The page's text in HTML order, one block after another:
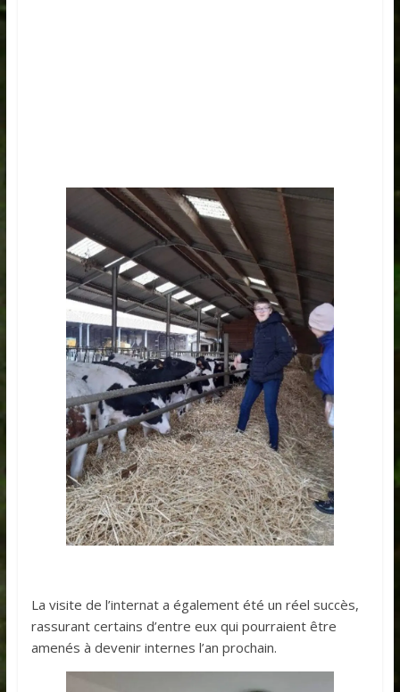
La visite de l’internat a également été un réel succès,
rassurant certains d’entre eux qui pourraient être
amenés à devenir internes l’an prochain.